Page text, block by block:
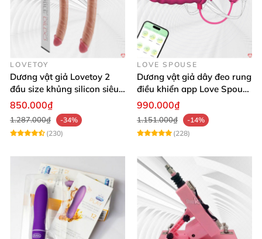
LOVETOY
Dương vật giả Lovetoy 2
đầu size khủng silicon siêu
mềm có thể uốn
850.000₫
1.287.000₫
-34%
(230)
LOVE SPOUSE
Dương vật giả dây đeo rung
điều khiển app Love Spouse
thỏa mãn
990.000₫
1.151.000₫
-14%
(228)